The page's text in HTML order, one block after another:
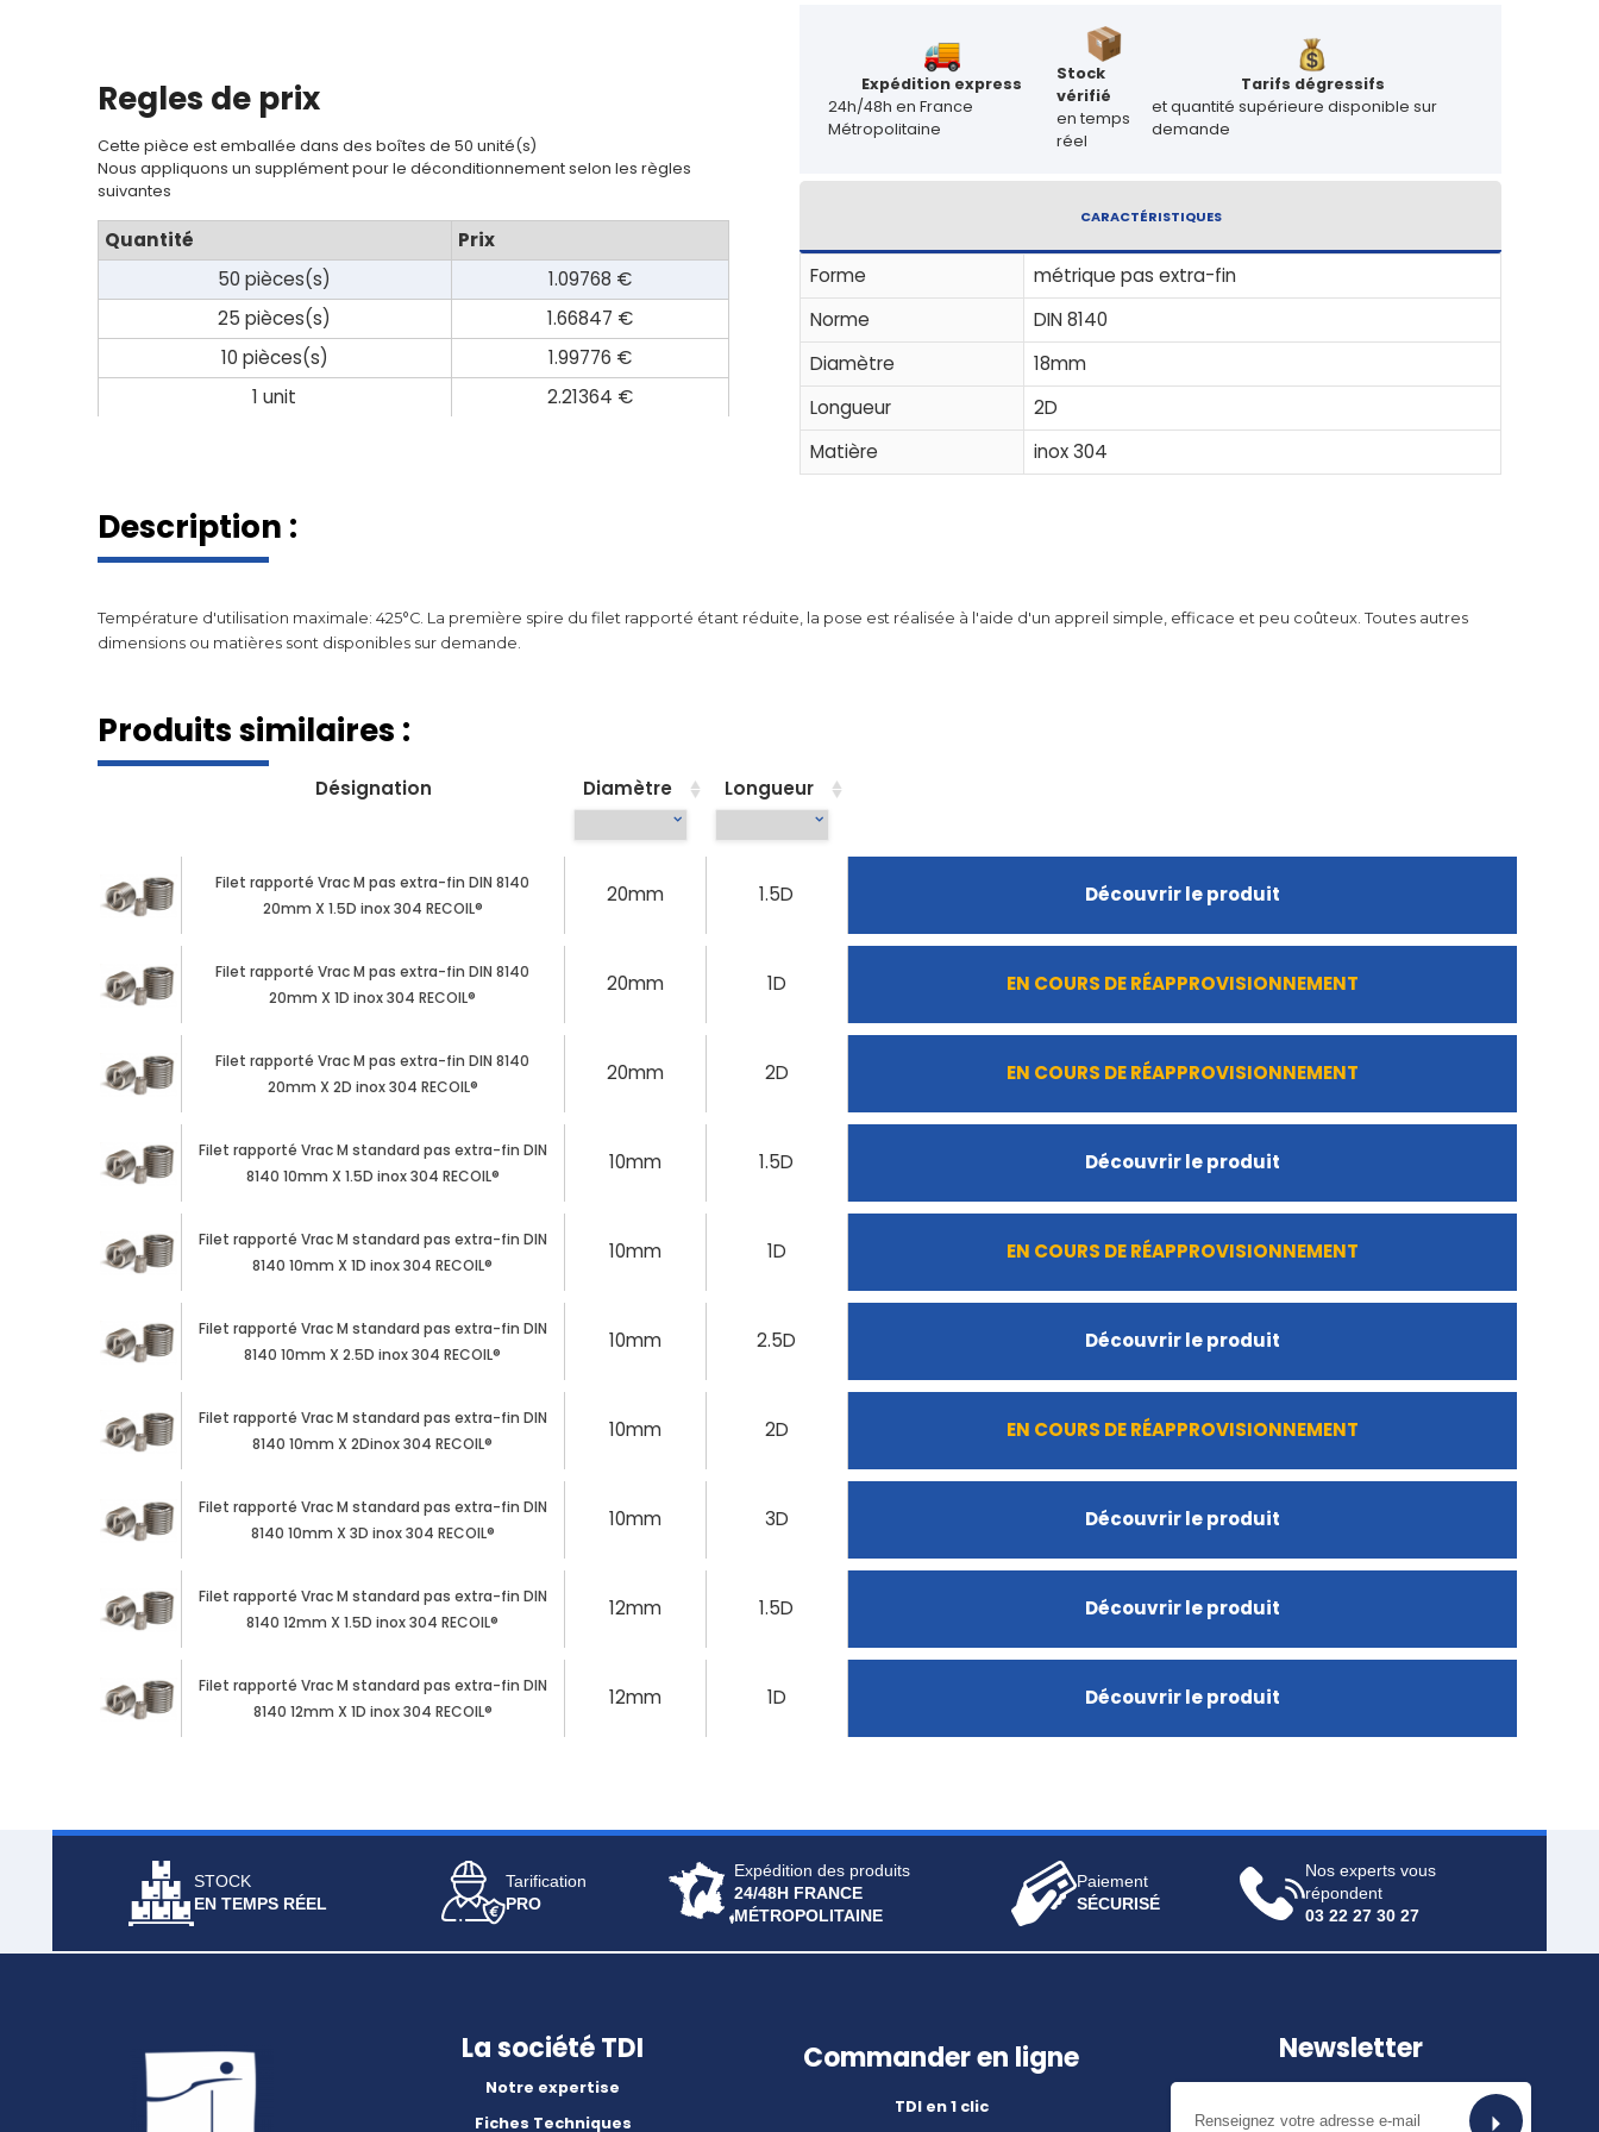
Regles de prix
Cette pièce est emballée dans des boîtes de 50 unité(s)
Nous appliquons un supplément pour le déconditionnement selon les règles
suivantes
Quantité
Prix
50 pièces(s)
1.09768 €
25 pièces(s)
1.66847 €
10 pièces(s)
1.99776 €
1 unit
2.21364 €
Expédition express
24h/48h en France
Métropolitaine
Stock
vérifié
en temps
réel
Tarifs dégressifs
et quantité supérieure disponible sur
demande
CARACTÉRISTIQUES
Forme
métrique pas extra-fin
Norme
DIN 8140
Diamètre
18mm
Longueur
2D
Matière
inox 304
Description :
Température d'utilisation maximale: 425°C. La première spire du filet rapporté étant réduite, la pose est réalisée à l'aide d'un appreil simple, efficace et peu coûteux. Toutes autres
dimensions ou matières sont disponibles sur demande.
Produits similaires :
Désignation Diamètre Longueur
Filet rapporté Vrac M pas extra-fin DIN 8140
20mm X 1.5D inox 304 RECOIL®
20mm 1.5D Découvrir le produit
Filet rapporté Vrac M pas extra-fin DIN 8140
20mm X 1D inox 304 RECOIL®
20mm 1D EN COURS DE RÉAPPROVISIONNEMENT
Filet rapporté Vrac M pas extra-fin DIN 8140
20mm X 2D inox 304 RECOIL®
20mm 2D EN COURS DE RÉAPPROVISIONNEMENT
Filet rapporté Vrac M standard pas extra-fin DIN
8140 10mm X 1.5D inox 304 RECOIL®
10mm 1.5D Découvrir le produit
Filet rapporté Vrac M standard pas extra-fin DIN
8140 10mm X 1D inox 304 RECOIL®
10mm 1D EN COURS DE RÉAPPROVISIONNEMENT
Filet rapporté Vrac M standard pas extra-fin DIN
8140 10mm X 2.5D inox 304 RECOIL®
10mm 2.5D Découvrir le produit
Filet rapporté Vrac M standard pas extra-fin DIN
8140 10mm X 2Dinox 304 RECOIL®
10mm 2D EN COURS DE RÉAPPROVISIONNEMENT
Filet rapporté Vrac M standard pas extra-fin DIN
8140 10mm X 3D inox 304 RECOIL®
10mm 3D Découvrir le produit
Filet rapporté Vrac M standard pas extra-fin DIN
8140 12mm X 1.5D inox 304 RECOIL®
12mm 1.5D Découvrir le produit
Filet rapporté Vrac M standard pas extra-fin DIN
8140 12mm X 1D inox 304 RECOIL®
12mm 1D Découvrir le produit
STOCK
EN TEMPS RÉEL
Tarification
PRO
Expédition des produits
24/48H FRANCE
MÉTROPOLITAINE
Paiement
SÉCURISÉ
Nos experts vous
répondent
03 22 27 30 27
La société TDI
Notre expertise
Fiches Techniques
Commander en ligne
TDI en 1 clic
Newsletter